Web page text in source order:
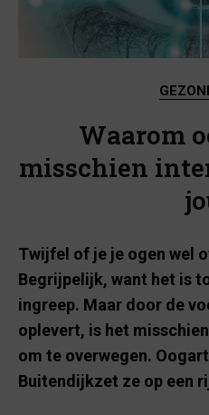
Waarom
misschien
Twijfel of je je ogen wel
Begrijpelijk, want het is
ingreep. Maar door de
oplevert, is het
om te overwegen.
Buitendijkzet ze op een